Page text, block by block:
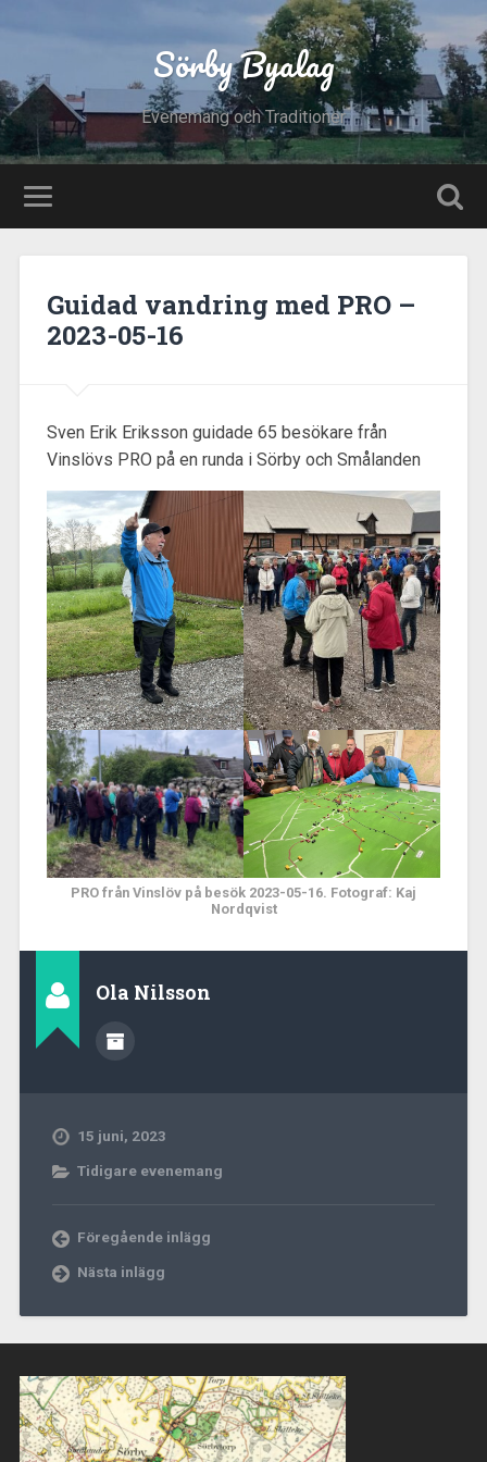
Sörby Byalag
Evenemang och Traditioner
Guidad vandring med PRO –
2023-05-16
Sven Erik Eriksson guidade 65 besökare från
Vinslövs PRO på en runda i Sörby och Smålanden
PRO från Vinslöv på besök 2023-05-16. Fotograf: Kaj
Nordqvist
Ola Nilsson
15 juni, 2023
Tidigare evenemang
Föregående inlägg
Nästa inlägg